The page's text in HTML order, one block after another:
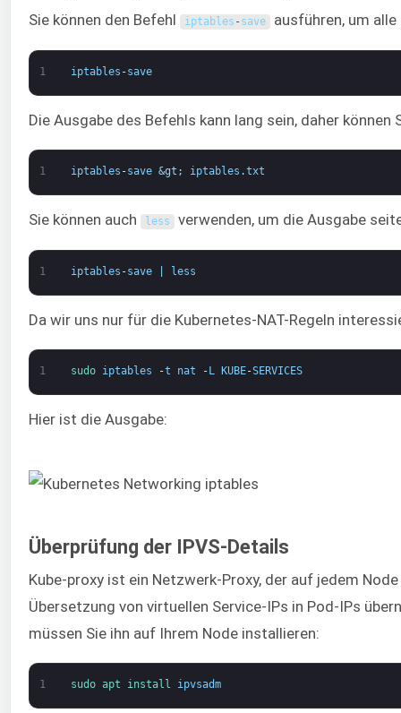
Sie können den Befehl iptables - save ausführen, um
1 iptables -save
Die Ausgabe des Befehls kann lang sein, daher
1 iptables -save &gt; iptables .txt
Sie können auch less verwenden, um die Ausgabe
1 iptables -save less
Da wir uns nur für die Kubernetes-NAT-Regeln
1 sudo iptables -t nat -L KUBE-SERVICES
Hier ist die Ausgabe:
Überprüfung der IPVS-Details
Kube-proxy ist ein Netzwerk-Proxy, der auf jedem
Übersetzung von virtuellen Service-IPs in Pod-IPs
müssen Sie ihn auf Ihrem Node installieren:
1 sudo apt install ipvsadm